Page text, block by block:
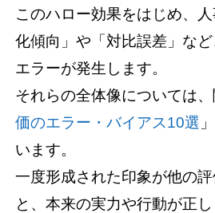
このハロー効果をはじめ、
化傾向」や「対比誤差」な
エラーが発生します。
それらの全体像については
価のエラー・バイアス10選
います。
一度形成された印象が他の
と、本来の実力や行動が正